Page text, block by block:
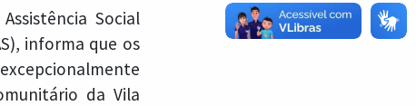
Social
informa que os
da Vila